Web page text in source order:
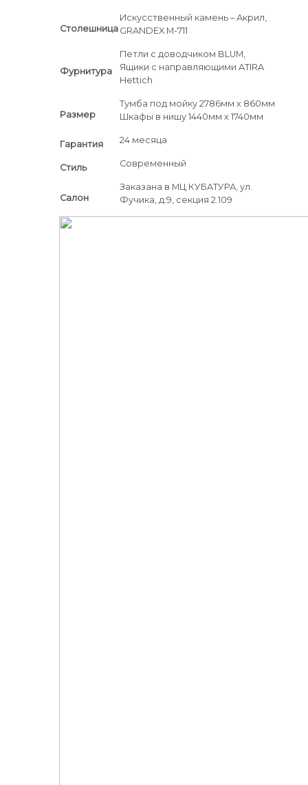
Столешница
Искусственный камень – Акрил,
GRANDEX M-711
Фурнитура
Петли c доводчиком BLUM,
Ящики с направляющими ATIRA
Hettich
Размер
Тумба под мойку 2786мм х 860мм
Шкафы в нишу 1440мм х 1740мм
Гарантия 24 месяца
Стиль Современный
Салон
Заказана в МЦ КУБАТУРА, ул.
Фучика, д.9, секция 2.109